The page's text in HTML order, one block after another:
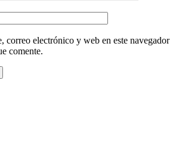
correo electrónico y web en este navegador
comente.